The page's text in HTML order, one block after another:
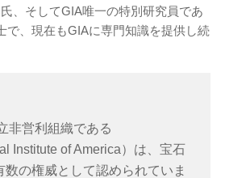
、そしてGIA唯一の特別研究員であ
で、現在もGIAに専門知識を提供し続
非営利組織である
Institute of America）は、宝石
の権威として認められていま